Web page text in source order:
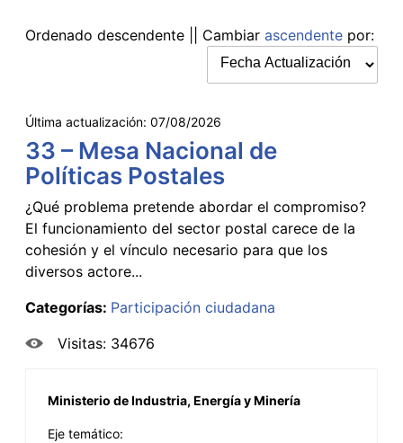
Ordenado descendente || Cambiar ascendente por:
Última actualización: 07/08/2026
33 – Mesa Nacional de
Políticas Postales
¿Qué problema pretende abordar el compromiso?
El funcionamiento del sector postal carece de la
cohesión y el vínculo necesario para que los
diversos actore...
Categorías: Participación ciudadana
Visitas: 34676
Ministerio de Industria, Energía y Minería
Eje temático: